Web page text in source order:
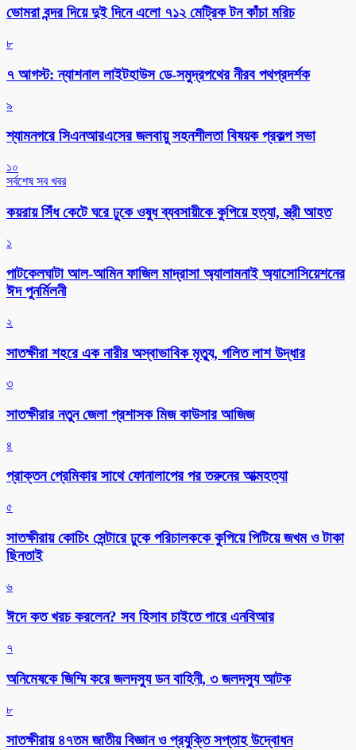
ভোমরা বন্দর দিয়ে দুই দিনে এলো ৭১২ মেট্রিক টন কাঁচা মরিচ
৮
৭ আগস্ট: ন্যাশনাল লাইটহাউস ডে-সমুদ্রপথের নীরব পথপ্রদর্শক
৯
শ্যামনগরে সিএনআরএসের জলবায়ু সহনশীলতা বিষয়ক প্রকল্প সভা
১০
সর্বশেষ সব খবর
কয়রায় সিঁধ কেটে ঘরে ঢুকে ওষুধ ব্যবসায়ীকে কুপিয়ে হত্যা, স্ত্রী আহত
১
পাটকেলঘাটা আল-আমিন ফাজিল মাদ্রাসা অ্যালামনাই অ্যাসোসিয়েশনের
ঈদ পুনর্মিলনী
২
সাতক্ষীরা শহরে এক নারীর অস্বাভাবিক মৃত্যু, গলিত লাশ উদ্ধার
৩
সাতক্ষীরার নতুন জেলা প্রশাসক মিজ কাউসার আজিজ
৪
প্রাক্তন প্রেমিকার সাথে ফোনালাপের পর তরুনের আত্মহত্যা
৫
সাতক্ষীরায় কোচিং সেন্টারে ঢুকে পরিচালককে কুপিয়ে পিটিয়ে জখম ও টাকা
ছিনতাই
৬
ঈদে কত খরচ করলেন? সব হিসাব চাইতে পারে এনবিআর
৭
অনিমেষকে জিম্মি করে জলদস্যু ডন বাহিনী, ৩ জলদস্যু আটক
৮
সাতক্ষীরায় ৪৭তম জাতীয় বিজ্ঞান ও প্রযুক্তি সপ্তাহ উদ্বোধন